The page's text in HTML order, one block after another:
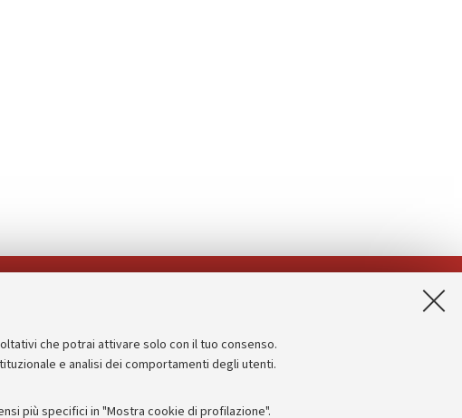
che potrai attivare solo con il tuo consenso.
e analisi dei comportamenti degli utenti.
più specifici in "Mostra cookie di profilazione".
Informazioni sul sito e accessibilità